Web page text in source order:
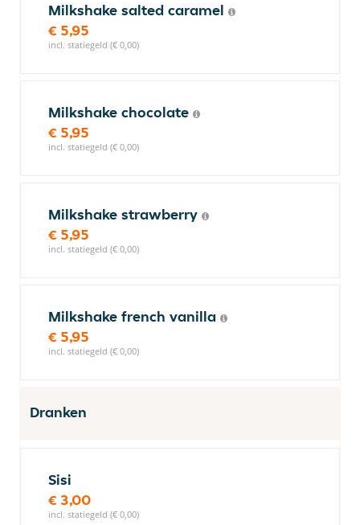
Milkshake salted caramel
€ 5,95
incl. statiegeld (€ 0,00)
Milkshake chocolate
€ 5,95
incl. statiegeld (€ 0,00)
Milkshake strawberry
€ 5,95
incl. statiegeld (€ 0,00)
Milkshake french vanilla
€ 5,95
incl. statiegeld (€ 0,00)
Dranken
Sisi
€ 3,00
incl. statiegeld (€ 0,00)